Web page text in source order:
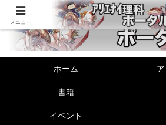
ホーム
書籍
イベント
メニュー